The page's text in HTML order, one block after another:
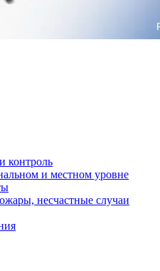
контроль
и местном уровне
несчастные случаи